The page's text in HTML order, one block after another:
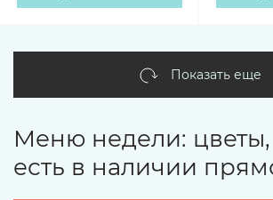
Показать еще
Меню недели:
есть в наличии